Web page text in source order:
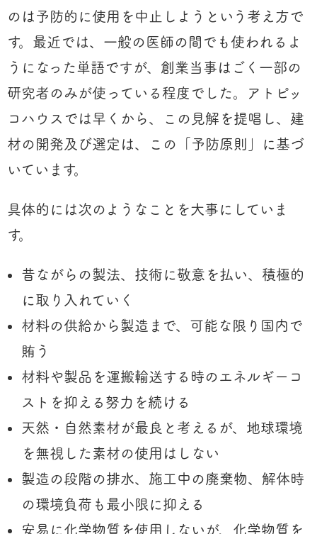
のは予防的に使用を中止しようという考え方で
す。最近では、一般の医師の間でも使われるよ
うになった単語ですが、創業当事はごく一部の
研究者のみが使っている程度でした。アトピッ
コハウスでは早くから、この見解を提唱し、建
材の開発及び選定は、この「予防原則」に基づ
いています。
具体的には次のようなことを大事にしていま
す。
昔ながらの製法、技術に敬意を払い、積極的
に取り入れていく
材料の供給から製造まで、可能な限り国内で
賄う
材料や製品を運搬輸送する時のエネルギーコ
ストを抑える努力を続ける
天然・自然素材が最良と考えるが、地球環境
を無視した素材の使用はしない
製造の段階の排水、施工中の廃棄物、解体時
の環境負荷も最小限に抑える
安易に化学物質を使用しないが、化学物質を